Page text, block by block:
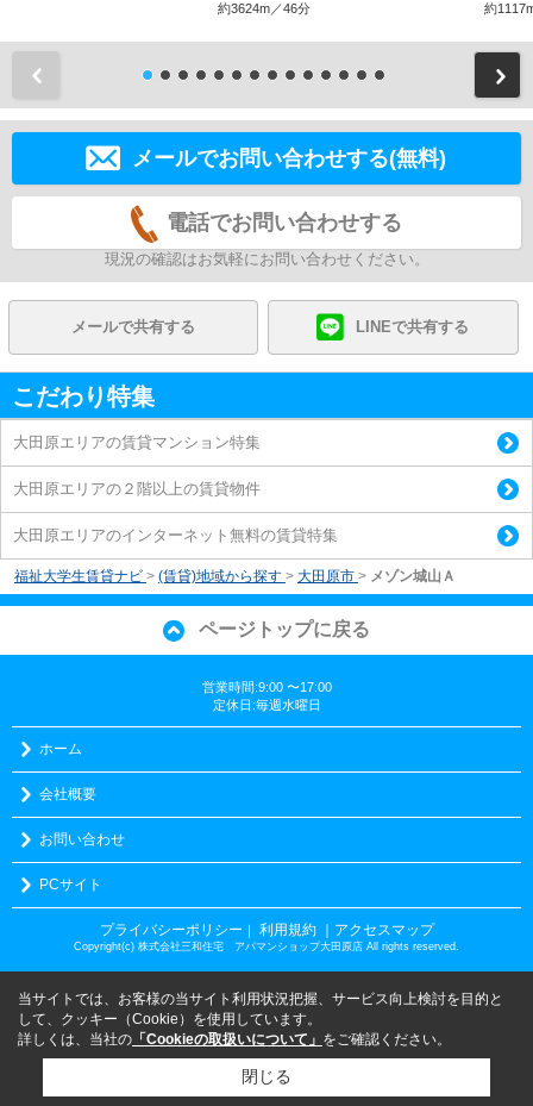
約3624m／46分 約
メールでお問い合わせする(無料)
電話でお問い合わせする
現況の確認はお気軽にお問い合わせください。
メールで共有する LINEで共有する
こだわり特集
大田原エリアの賃貸マンション特集
大田原エリアの２階以上の賃貸物件
大田原エリアのインターネット無料の賃貸特集
福祉大学生賃貸ナビ > (賃貸)地域から探す > 大田原市 > メゾン城山Ａ
ページトップに戻る
営業時間:9:00 〜17:00
定休日:毎週水曜日
ホーム
会社概要
お問い合わせ
PCサイト
プライバシーポリシー 利用規約 ｜アクセスマップ
Copyright(c) 株式会社三和住宅 アパマンショップ大田原店 All rights reserved.
当サイトでは、お客様の当サイト利用状況把握、サービス向上検討を目的と
して、クッキー（Cookie）を使用しています。
詳しくは、当社の 「Cookieの取扱いについて」 をご確認ください。
閉じる